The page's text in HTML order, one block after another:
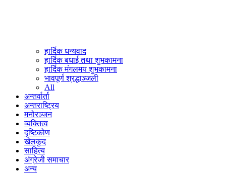
हार्दिक धन्यवाद
हार्दिक बधाई तथा शुभकामना
हार्दिक मंगलमय शुभकामना
भावपूर्ण श्रद्धाञ्जली
All
अन्तर्वार्ता
अन्तराष्ट्रिय
मनोरञ्जन
व्यक्तित्व
दृष्टिकोण
खेलकुद
साहित्य
अंग्रेजी समाचार
अन्य